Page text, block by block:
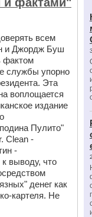
всем
и Джордж Буш
фактом
службы упорно
Эта
воплощается
издание
Пулито"
Clean -
-
к выводу, что
денег как
картеля. Не